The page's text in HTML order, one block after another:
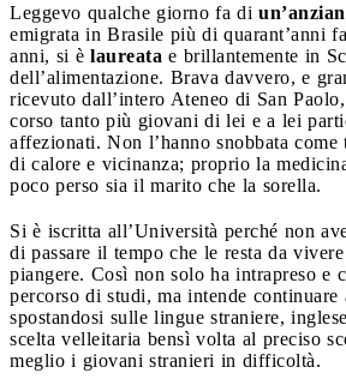
Leggevo qualche giorno fa di
emigrata in Brasile più di quarant’anni
anni, si è laureata e brillantemente in
dell’alimentazione. Brava davvero, e
ricevuto dall’intero Ateneo di San
corso tanto più giovani di lei e a lei
affezionati. Non l’hanno snobbata come
di calore e vicinanza; proprio la
poco perso sia il marito che la sorella.
Si è iscritta all’Università perché non
di passare il tempo che le resta da
piangere. Così non solo ha intrapreso e
percorso di studi, ma intende continuare
spostandosi sulle lingue straniere,
scelta velleitaria bensì volta al preciso
meglio i giovani stranieri in difficoltà.